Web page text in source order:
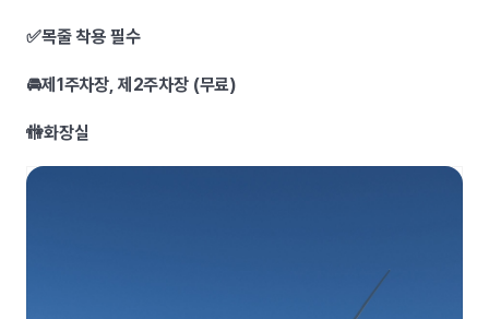
✅목줄 착용 필수
🚘제1주차장, 제2주차장 (무료)
🚻화장실